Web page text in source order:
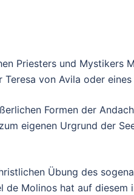
Priesters und Mystikers
von Avila oder eines
Formen der
eigenen Urgrund der
Übung des
Molinos hat auf diesem